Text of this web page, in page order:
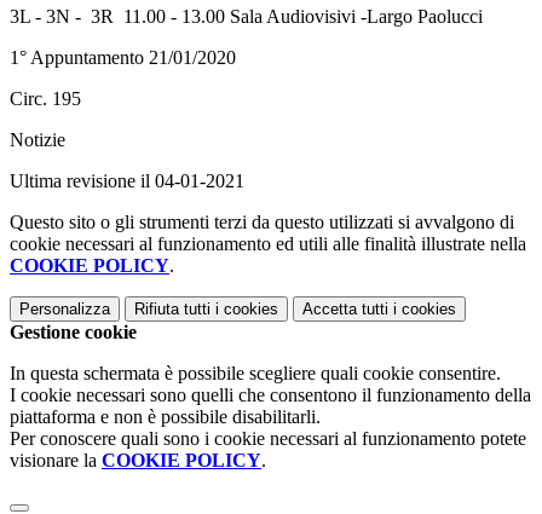
3L - 3N - 3R 11.00 - 13.00 Sala Audiovisivi -Largo Paolucci
1° Appuntamento 21/01/2020
Circ. 195
Notizie
Ultima revisione il 04-01-2021
Questo sito o gli strumenti terzi da questo utilizzati si avvalgono di
cookie necessari al funzionamento ed utili alle finalità illustrate nella
COOKIE POLICY.
Personalizza Rifiuta tutti i cookies Accetta tutti i cookies
Gestione cookie
In questa schermata è possibile scegliere quali cookie consentire.
I cookie necessari sono quelli che consentono il funzionamento della
piattaforma e non è possibile disabilitarli.
Per conoscere quali sono i cookie necessari al funzionamento potete
visionare la COOKIE POLICY.